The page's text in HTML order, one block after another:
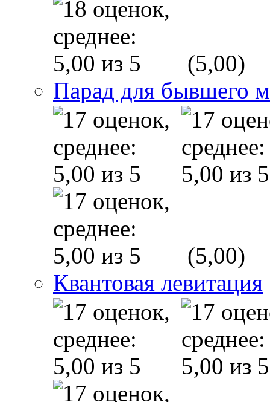
(5,00)
Парад для бывшего
(5,00)
Квантовая левитация